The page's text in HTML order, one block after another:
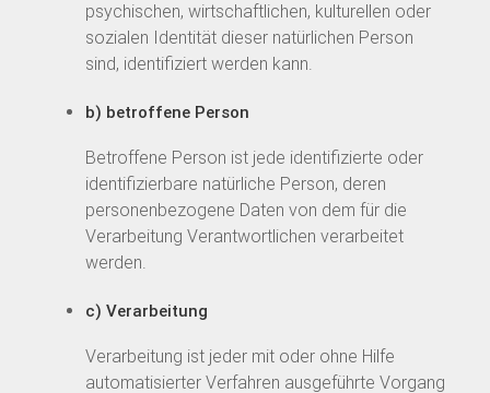
psychischen, wirtschaftlichen, kulturellen oder
sozialen Identität dieser natürlichen Person
sind, identifiziert werden kann.
b) betroffene Person
Betroffene Person ist jede identifizierte oder
identifizierbare natürliche Person, deren
personenbezogene Daten von dem für die
Verarbeitung Verantwortlichen verarbeitet
werden.
c) Verarbeitung
Verarbeitung ist jeder mit oder ohne Hilfe
automatisierter Verfahren ausgeführte Vorgang